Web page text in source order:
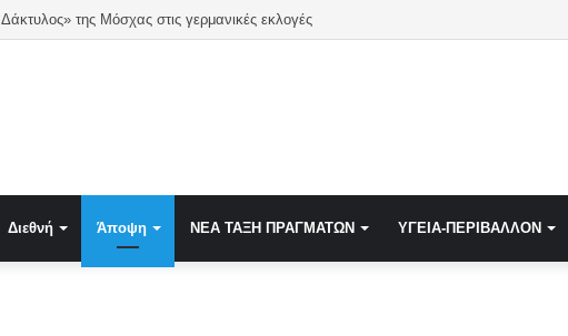
Οι Τούρκοι επαναφέρουν γνωστή ιστορία για το ’74 και τον Καντάφι
Διεθνή Άποψη NEA TAΞΗ ΠΡΑΓΜΑΤΩΝ ΥΓΕΙΑ-ΠΕΡΙΒΑΛΛΟΝ